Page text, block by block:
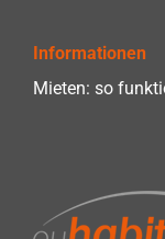
Informationen
Mieten: so